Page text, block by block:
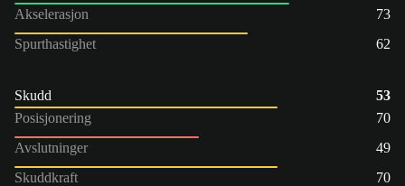
Akselerasjon
73
Spurthastighet
62
Skudd
53
Posisjonering
70
Avslutninger
49
Skuddkraft
70